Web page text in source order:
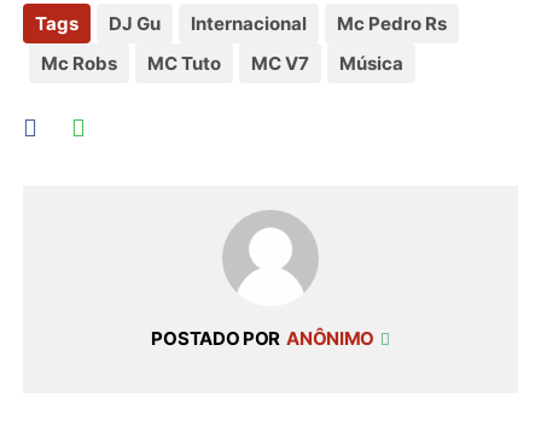
Tags DJ Gu Internacional
Mc Pedro Rs
Mc Robs
MC Tuto MC V7 Música
POSTADO POR ANÔNIMO